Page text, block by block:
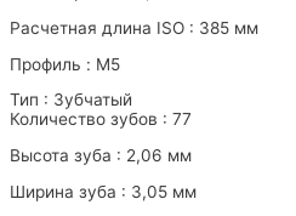
Расчетная длина ISO : 385 мм
Профиль : M5
Тип : Зубчатый
Количество зубов : 77
Высота зуба : 2,06 мм
Ширина зуба : 3,05 мм